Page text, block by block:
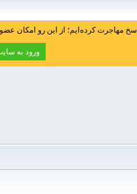
مهاجرت کرده‌ایم؛ از این رو امکان
ورود به